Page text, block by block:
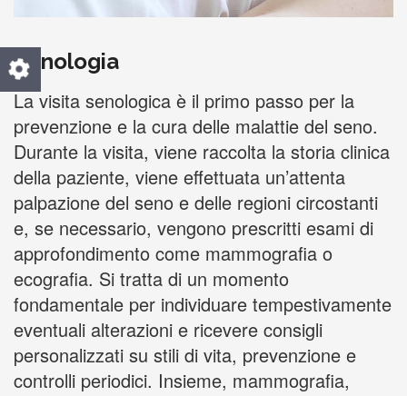
Senologia
La visita senologica è il primo passo per la
prevenzione e la cura delle malattie del seno.
Durante la visita, viene raccolta la storia clinica
della paziente, viene effettuata un’attenta
palpazione del seno e delle regioni circostanti
e, se necessario, vengono prescritti esami di
approfondimento come mammografia o
ecografia. Si tratta di un momento
fondamentale per individuare tempestivamente
eventuali alterazioni e ricevere consigli
personalizzati su stili di vita, prevenzione e
controlli periodici. Insieme, mammografia,